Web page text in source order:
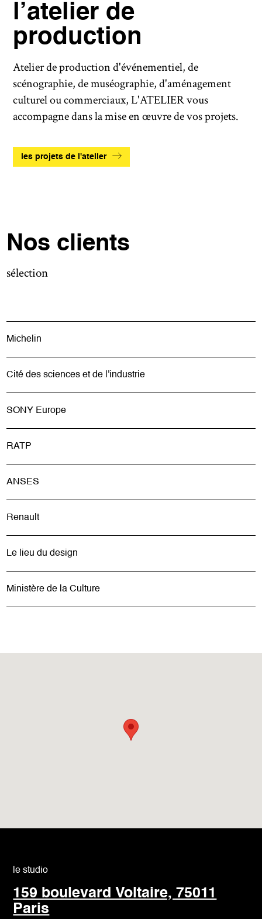
l’atelier de
production
Atelier de production d'événementiel, de
scénographie, de muséographie, d'aménagement
culturel ou commerciaux, L'ATELIER vous
accompagne dans la mise en œuvre de vos projets.
les projets de l'atelier
Nos clients
sélection
Michelin
Cité des sciences et de l'industrie
SONY Europe
RATP
ANSES
Renault
Le lieu du design
Ministère de la Culture
le studio
159 boulevard Voltaire, 75011
Paris